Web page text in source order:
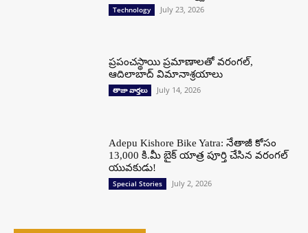
Technology July 23, 2026
ప్రపంచస్థాయి ప్రమాణాలతో వరంగల్,
ఆదిలాబాద్ విమానాశ్రయాలు
తాజా వార్తలు July 14, 2026
Adepu Kishore Bike Yatra: నేతాజీ కోసం
13,000 కి.మీ బైక్ యాత్ర పూర్తి చేసిన వరంగల్
యువకుడు!
Special Stories July 2, 2026